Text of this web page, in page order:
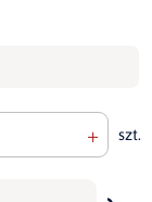
+ szt.